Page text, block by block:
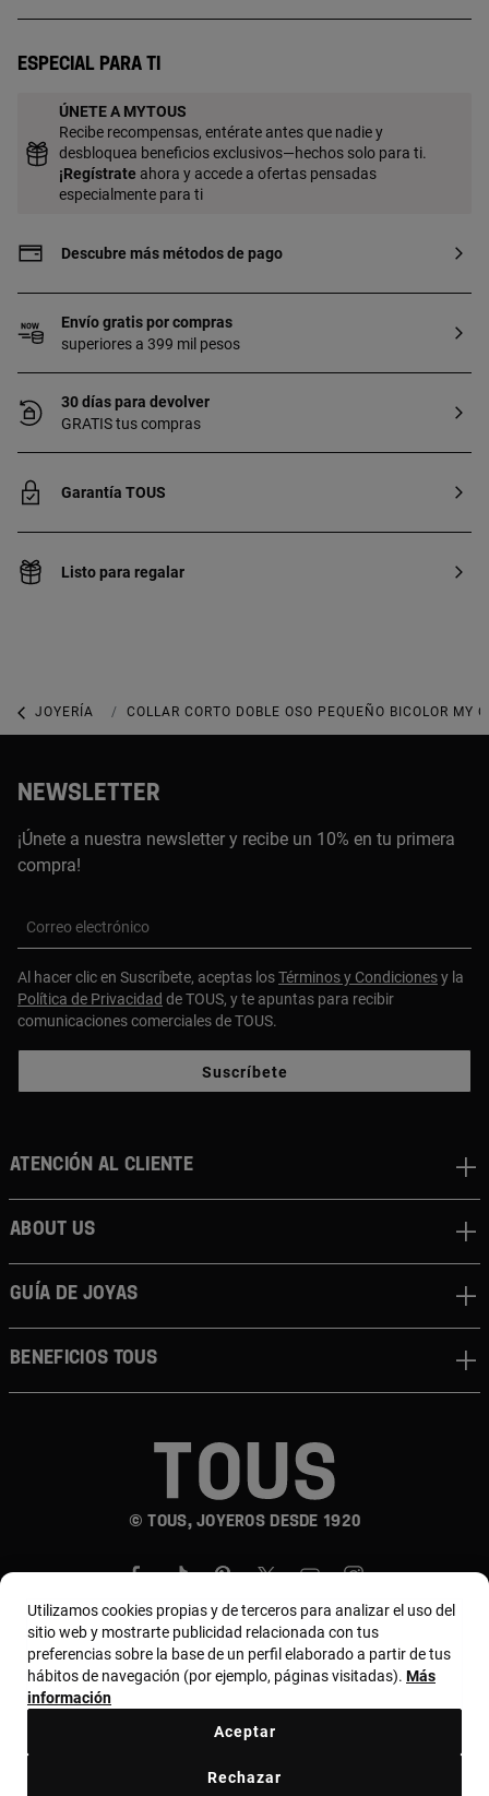
kt y 3 micras de espesor. Esta calidad
joya. Este artículo está formado por dos
piezas que unidas forman un oso.
Especial para ti
ÚNETE A MYTOUS
Recibe recompensas, entérate antes que nadie y
desbloquea beneficios exclusivos—hechos solo para ti.
¡Regístrate ahora y accede a ofertas pensadas
especialmente para ti
Descubre más métodos de pago
Envío gratis por compras
superiores a 399 mil pesos
30 días para devolver
GRATIS tus compras
Garantía TOUS
Listo para regalar
JOYERÍA COLLARES
COLLAR CORTO DOBLE OSO PEQUEÑO BICOLOR MY
NEWSLETTER
¡Únete a nuestra newsletter y recibe un 10% en tu primera
compra!
Correo electrónico
Al hacer clic en Suscríbete, aceptas losTérminos y Condicionesy la
Política de Privacidad de TOUS, y te apuntas para recibir
comunicaciones comerciales de TOUS.
Suscríbete
© TOUS, JOYEROS DESDE 1920
Atención al cliente
About us
Guía de joyas
Beneficios TOUS
País y moneda:Colombia / Colombian Peso
Utilizamos cookies propias y de terceros para analizar el uso del
sitio web y mostrarte publicidad relacionada con tus
preferencias sobre la base de un perfil elaborado a partir de tus
hábitos de navegación (por ejemplo, páginas visitadas). Más
información
Rechazar
Aceptar